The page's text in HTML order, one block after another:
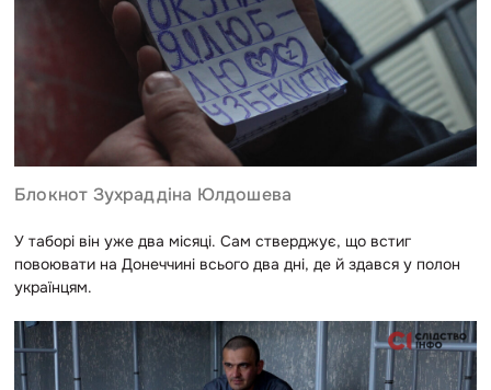
Блокнот Зухраддіна Юлдошева
У таборі він уже два місяці. Сам стверджує, що встиг
повоювати на Донеччині всього два дні, де й здався у полон
українцям.